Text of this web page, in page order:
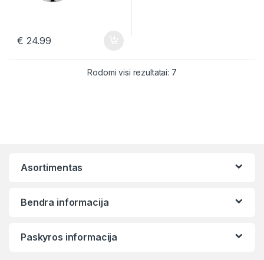
€ 24.99
Rodomi visi rezultatai: 7Rūšiuojama pagal
Asortimentas
Bendra informacija
Paskyros informacija